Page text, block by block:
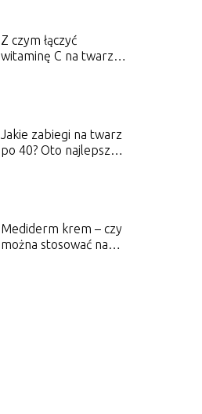
Z czym łączyć
witaminę C na twarz?
Jakie zabiegi na twarz
po 40? Oto najlepsze
Mediderm krem – czy
można stosować na